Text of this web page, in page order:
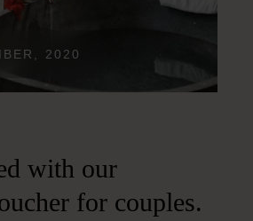
2020
with our
for couples.